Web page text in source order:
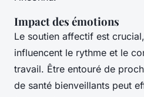
Impact des émotions
Le soutien affectif est
influencent le rythme et le
travail. Être entouré de
de santé bienveillants peut